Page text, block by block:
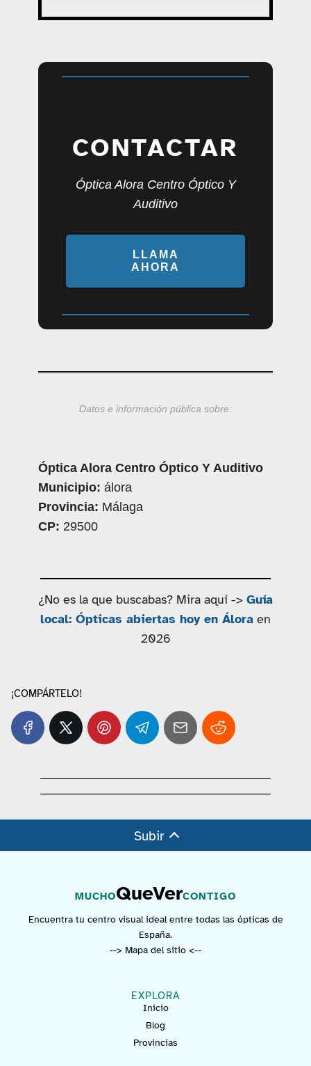
CONTACTAR
Óptica Alora Centro Óptico Y
Auditivo
LLAMA
AHORA
Datos e información pública sobre:
Óptica Alora Centro Óptico Y Auditivo
Municipio: álora
Provincia: Málaga
CP: 29500
¿No es la que buscabas? Mira aquí -> Guía
local: Ópticas abiertas hoy en Álora en
2026
¡COMPÁRTELO!
Subir
MUCHOQueVerCONTIGO
Encuentra tu centro visual ideal entre todas las ópticas de
España.
--> Mapa del sitio <--
EXPLORA
Inicio
Blog
Provincias